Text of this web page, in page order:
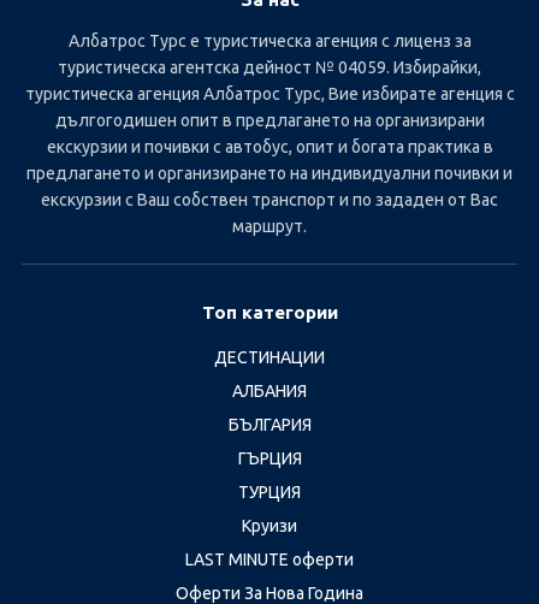
Албатрос Турс е туристическа агенция с лиценз за
туристическа агентска дейност № 04059. Избирайки,
туристическа агенция Албатрос Турс, Вие избирате агенция с
дългогодишен опит в предлагането на организирани
екскурзии и почивки с автобус, опит и богата практика в
предлагането и организирането на индивидуални почивки и
екскурзии с Ваш собствен транспорт и по зададен от Вас
маршрут.
Топ категории
ДЕСТИНАЦИИ
АЛБАНИЯ
БЪЛГАРИЯ
ГЪРЦИЯ
ТУРЦИЯ
Круизи
LAST MINUTE оферти
Оферти За Нова Година